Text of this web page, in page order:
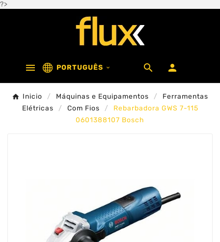
?>
 PORTUGUÊS   
Inicio Máquinas e Equipamentos
Ferramentas
Elétricas
Com Fios
Rebarbadora GWS 7-115
0601388107 Bosch